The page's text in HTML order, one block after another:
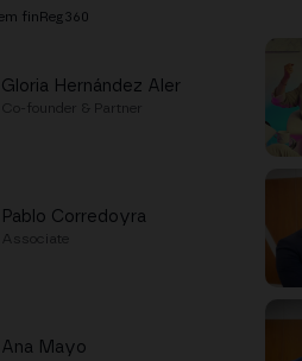
finReg360
Gloria Hernández Aler
Co-founder & Partner
Pablo Corredoyra
Associate
Ana Mayo